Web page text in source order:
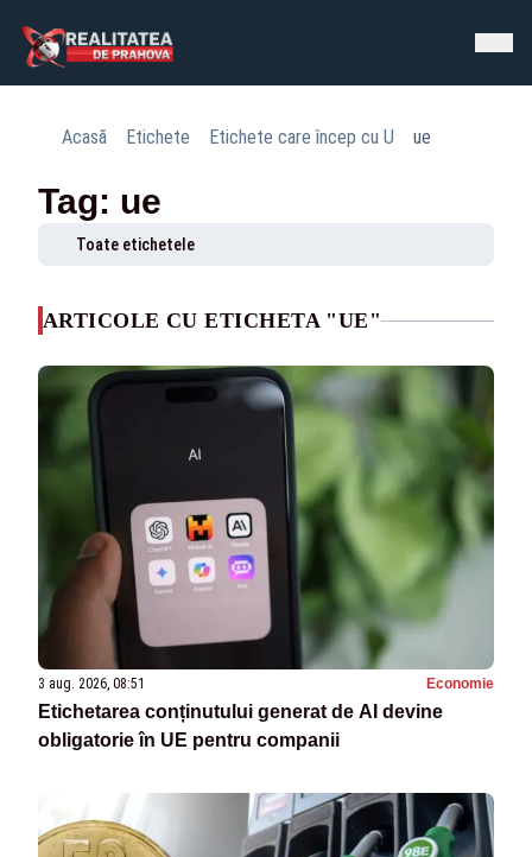
Acasă Etichete Etichete care încep cu U ue
Tag: ue
Toate etichetele
ARTICOLE CU ETICHETA "UE"
3 aug. 2026, 08:51 Economie
Etichetarea conținutului generat de AI devine
obligatorie în UE pentru companii